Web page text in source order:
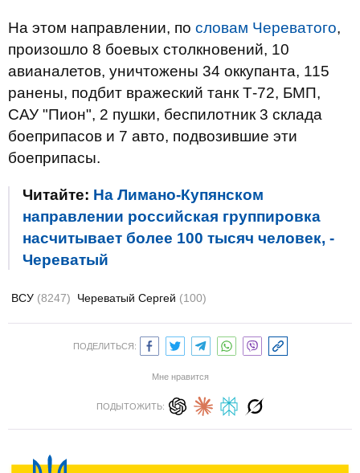
На этом направлении, по словам Череватого,
произошло 8 боевых столкновений, 10
авианалетов, уничтожены 34 оккупанта, 115
ранены, подбит вражеский танк Т-72, БМП,
САУ "Пион", 2 пушки, беспилотник 3 склада
боеприпасов и 7 авто, подвозившие эти
боеприпасы.
Читайте: На Лимано-Купянском
направлении российская группировка
насчитывает более 100 тысяч человек, -
Череватый
ВСУ (8247) Череватый Сергей (100)
ПОДЕЛИТЬСЯ:
Мне нравится
ПОДЫТОЖИТЬ: